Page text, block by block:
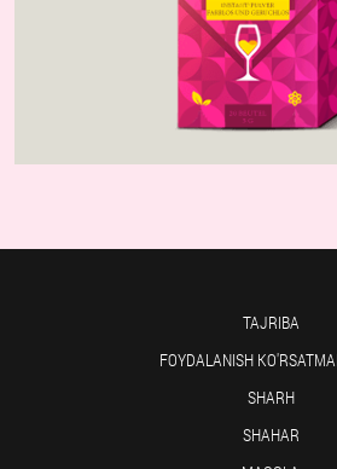
TAJRIBA
FOYDALANISH
SHARH
SHAHAR